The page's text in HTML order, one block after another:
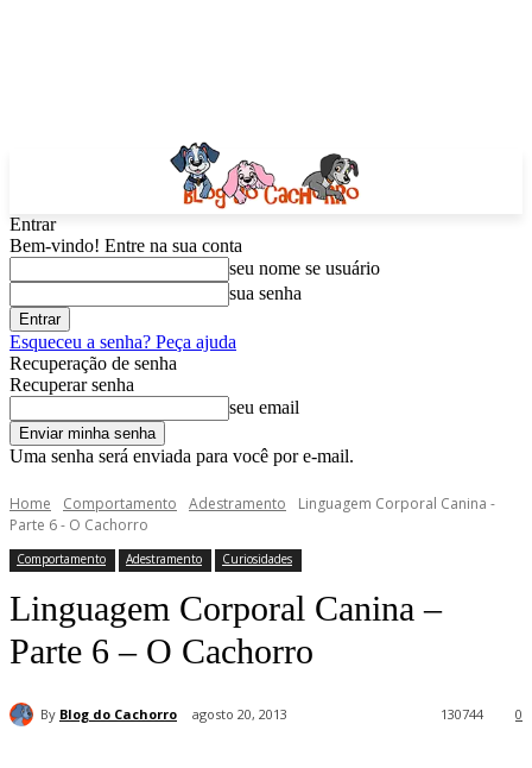
Entrar
Bem-vindo! Entre na sua conta
seu nome se usuário
sua senha
Esqueceu a senha? Peça ajuda
Recuperação de senha
Recuperar senha
seu email
Uma senha será enviada para você por e-mail.
Home Comportamento Adestramento
Linguagem Corporal Canina -
Parte 6 - O Cachorro
Comportamento Adestramento Curiosidades
Linguagem Corporal Canina –
Parte 6 – O Cachorro
By Blog do Cachorro agosto 20, 2013 0
130744